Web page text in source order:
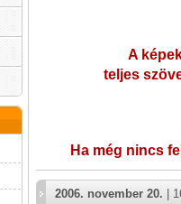
A
teljes
Ha még nincs
2006. november 20. |